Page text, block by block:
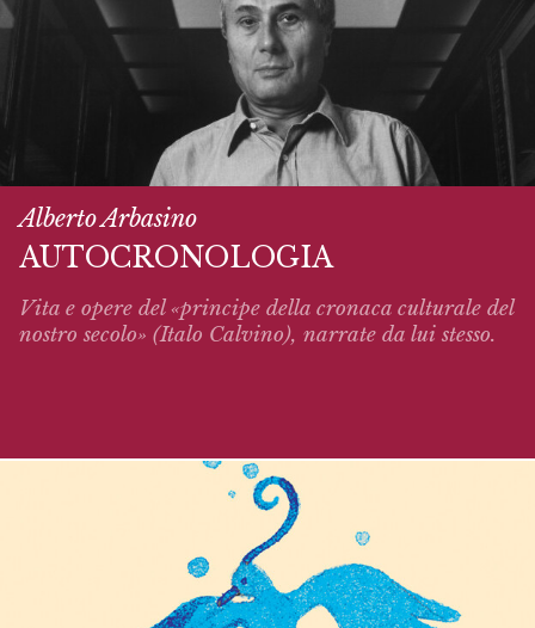
Alberto Arbasino
AUTOCRONOLOGIA
Vita e opere del «principe della cronaca culturale del
nostro secolo» (Italo Calvino), narrate da lui stesso.